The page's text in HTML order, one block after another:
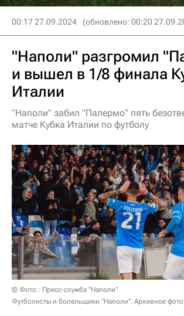
00:17 27.09.2024 (обновлено: 00:20
"Наполи" разгромил
и вышел в 1/8 финала
Италии
"Наполи" забил "Палермо" пять
матче Кубка Италии по футболу
© Фото : Пресс-служба "Наполи"
Футболисты и болельщики "Наполи". Архивное фото